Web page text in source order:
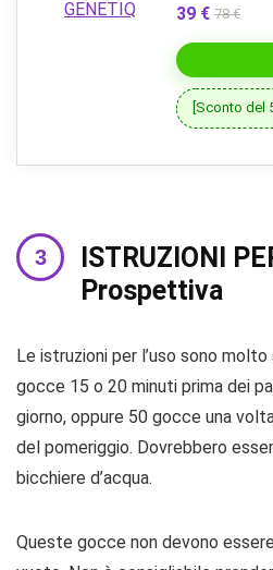
39 € 78 €
[Sconto del
ISTRUZIONI
Prospettiva
Le istruzioni per l’uso sono
gocce 15 o 20 minuti prima dei
giorno, oppure 50 gocce una
del pomeriggio. Dovrebbero
bicchiere d’acqua.
Queste gocce non devono